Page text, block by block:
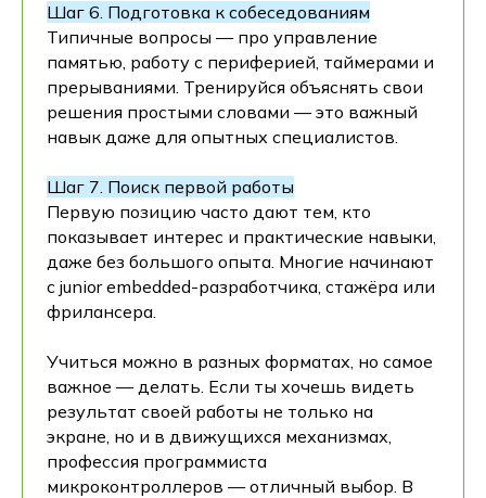
Шаг 6. Подготовка к собеседованиям
Типичные вопросы — про управление
памятью, работу с периферией, таймерами и
прерываниями. Тренируйся объяснять свои
решения простыми словами — это важный
навык даже для опытных специалистов.
Шаг 7. Поиск первой работы
Первую позицию часто дают тем, кто
показывает интерес и практические навыки,
даже без большого опыта. Многие начинают
с junior embedded-разработчика, стажёра или
фрилансера.
Учиться можно в разных форматах, но самое
важное — делать. Если ты хочешь видеть
результат своей работы не только на
экране, но и в движущихся механизмах,
профессия программиста
микроконтроллеров — отличный выбор. В